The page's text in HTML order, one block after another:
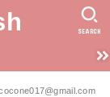
SEARCH